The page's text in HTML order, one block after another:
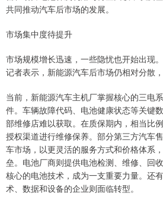
共同推动汽车后市场的发展。
市场集中度待提升
市场规模增长迅速，一些隐忧也开始出现
记者表示，新能源汽车后市场仍相对分散，
当前，新能源汽车主机厂掌握核心的三电
件。车辆故障代码、电池健康状态等关键
部维修店难以获取。在质保期内，相当比
授权渠道进行维修保养。部分第三方汽车
车市场，以更灵活的服务方式和价格体系
垒。电池厂商则提供电池检测、维修、回
核心的电池技术，成为一支重要力量。还
术、数据和设备的企业则面临转型。